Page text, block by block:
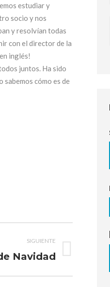
estudiar y
socio y nos
y resolvían todas
con el director de la
inglés!
juntos. Ha sido
cómo es de
SIGUIENTE
Navidad